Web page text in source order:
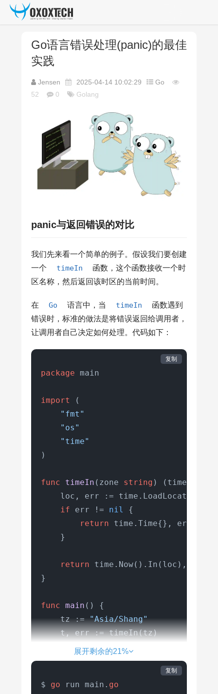
Go语言错误处理(panic)的最佳
实践
Jensen 2025-04-14 10:02:29
Go
52
0 Golang
panic与返回错误的对比
我们先来看一个简单的例子。假设我们要创建
一个
timeIn
函数，这个函数接收一个时
区名称，然后返回该时区的当前时间。
在 Go 语言中，当 timeIn
函数遇到
错误时，标准的做法是将错误返回给调用者，
让调用者自己决定如何处理。代码如下：
package main
import
(
"fmt"
"os"
"time"
)
func timeIn (zone string )
loc, err :=
if err != nil
{
return time.Time{}, err
    }
return time.Now().In(loc),
}
func main ()
{
    tz :=
"Asia/Shang"
    t, err := timeIn(tz)
err != nil {
        fmt.Println(
"Error:", err)
    }
复制
展开剩余的21%
$ go run main. go
复制